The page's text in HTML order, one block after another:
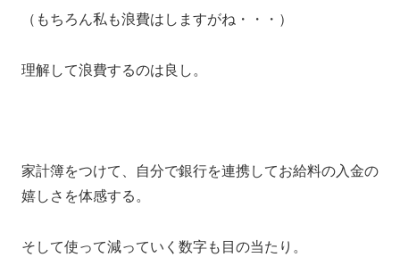
（もちろん私も浪費はしますがね・・・）
理解して浪費するのは良し。
家計簿をつけて、自分で銀行を連携してお給料の入金の
嬉しさを体感する。
そして使って減っていく数字も目の当たり。